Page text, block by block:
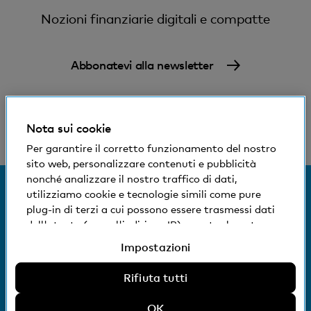
Nozioni finanziarie digitali e compatte
Abbonatevi alla newsletter
© Banca Cler
Condizioni e avvisi giuridici
La Banca Cler SA è una società controllata al 100%
dalla Basler Kantonalbank.
Nota sui cookie
Per garantire il corretto funzionamento del nostro
sito web, personalizzare contenuti e pubblicità
nonché analizzare il nostro traffico di dati,
utilizziamo cookie e tecnologie simili come pure
plug-in di terzi a cui possono essere trasmessi dati
dell'utente (come l'indirizzo IP), eventualmente
modificare le impostazioni per l'uso di cookie e
relativa divulgazione di dati. Ulteriori informazioni:
Impostazioni
Rifiuta tutti
OK